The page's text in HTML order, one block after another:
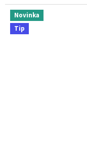
Novinka
Tip